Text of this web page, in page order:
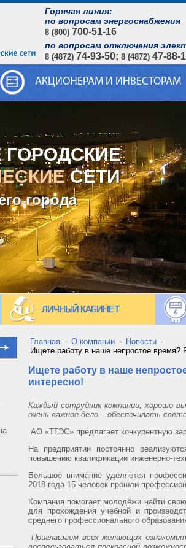
Горячая линия:
по вопросам энергоснабжения
8 (800) 700-51-16
по вопросам отключения
8 (4872) 74-93-50; 8 (4872) 47-88-
АКЦИОНЕРАМ И ИНВЕСТОРАМ
ГОРОДСКИЕ
СЕТИ
города
ЛИЧНЫЙ КАБИНЕТ
Главная - О компании - Новости -
Ищете работу в наше непростое
Ищете работу в наше
интересно!
Каждый сотрудник компании, хорошо
очень важное дело – обеспечивать
АО «ТГЭС» предлагает конкурентную
На предприятии постоянно
повышению квалификации инженерно-
Большое внимание уделяется
2018 года 15 человек прошли
Компания помогает молодёжи найти
для прохождения учебной и
среднего профессионального
Приглашаем всех желающих